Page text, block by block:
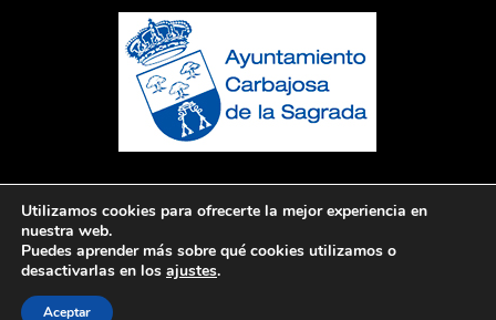
Utilizamos cookies para ofrecerte la mejor experiencia en
nuestra web.
Puedes aprender más sobre qué cookies utilizamos o
desactivarlas en los ajustes.
Aceptar